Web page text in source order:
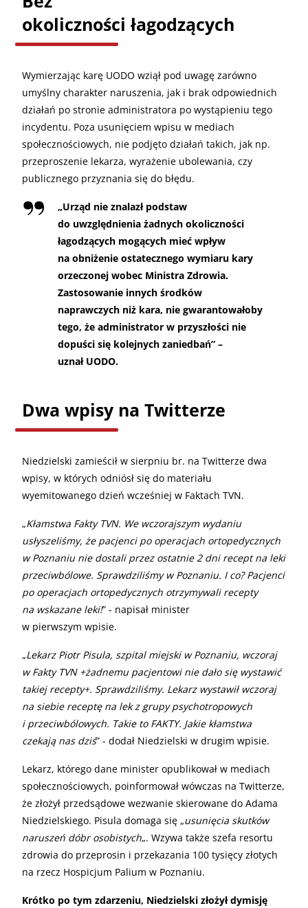
okoliczności łagodzących
Wymierzając karę UODO wziął pod uwagę zarówno
umyślny charakter naruszenia, jak i brak odpowiednich
działań po stronie administratora po wystąpieniu tego
incydentu. Poza usunięciem wpisu w mediach
społecznościowych, nie podjęto działań takich, jak np.
przeproszenie lekarza, wyrażenie ubolewania, czy
publicznego przyznania się do błędu.
„Urząd nie znalazł podstaw
do uwzględnienia żadnych okoliczności
łagodzących mogących mieć wpływ
na obniżenie ostatecznego wymiaru kary
orzeczonej wobec Ministra Zdrowia.
Zastosowanie innych środków
naprawczych niż kara, nie gwarantowałoby
tego, że administrator w przyszłości nie
dopuści się kolejnych zaniedbań” –
uznał UODO.
Dwa wpisy na Twitterze
Niedzielski zamieścił w sierpniu br. na Twitterze dwa
wpisy, w których odniósł się do materiału
wyemitowanego dzień wcześniej w Faktach TVN.
„Kłamstwa Fakty TVN. We wczorajszym wydaniu
usłyszeliśmy, że pacjenci po operacjach ortopedycznych
w Poznaniu nie dostali przez ostatnie 2 dni recept na leki
przeciwbólowe. Sprawdziliśmy w Poznaniu. I co? Pacjenci
po operacjach ortopedycznych otrzymywali recepty
na wskazane leki!” - napisał minister
w pierwszym wpisie.
„Lekarz Piotr Pisula, szpital miejski w Poznaniu, wczoraj
w Fakty TVN +żadnemu pacjentowi nie dało się wystawić
takiej recepty+. Sprawdziliśmy. Lekarz wystawił wczoraj
na siebie receptę na lek z grupy psychotropowych
i przeciwbólowych. Takie to FAKTY. Jakie kłamstwa
czekają nas dziś” - dodał Niedzielski w drugim wpisie.
Lekarz, którego dane minister opublikował w mediach
społecznościowych, poinformował wówczas na Twitterze,
że złożył przedsądowe wezwanie skierowane do Adama
Niedzielskiego. Pisula domaga się „usunięcia skutków
naruszeń dóbr osobistych„. Wzywa także szefa resortu
zdrowia do przeprosin i przekazania 100 tysięcy złotych
na rzecz Hospicjum Palium w Poznaniu.
Krótko po tym zdarzeniu, Niedzielski złożył dymisję